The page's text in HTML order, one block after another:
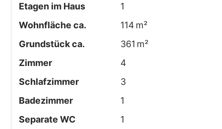
Etagen im Haus
1
Wohnfläche ca.
114 m²
Grund­stück ca.
361 m²
Zimmer
4
Schlafzimmer
3
Badezimmer
1
Separate WC
1